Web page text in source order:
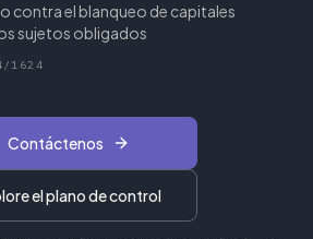
contra el blanqueo de capitales
sujetos obligados
1624
Contáctenos
el plano de control